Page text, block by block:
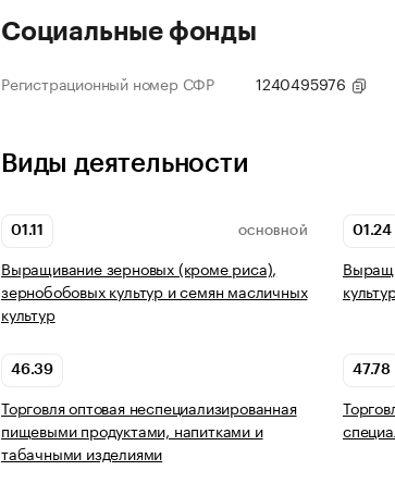
Социальные фонды
Регистрационный номер СФР 1240495976
Виды деятельности
01.11 ОСНОВНОЙ
Выращивание зерновых (кроме риса),
зернобобовых культур и семян масличных
культур
01.24
46.39
Торговля оптовая неспециализированная
пищевыми продуктами, напитками и
табачными изделиями
47.78